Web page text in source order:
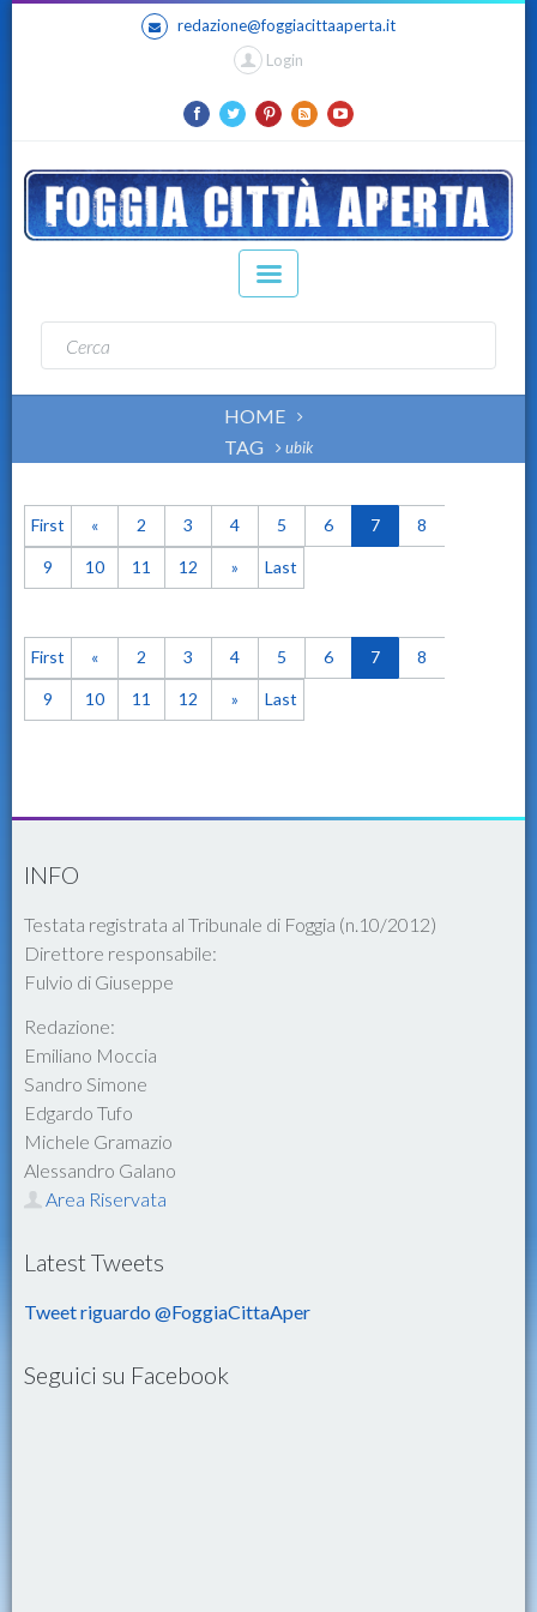
redazione@foggiacittaaperta.it
Login
HOME
TAG
ubik
First « 2 3 4 5 6 7 8
9 10 11 12 » Last
First « 2 3 4 5 6 7 8
9 10 11 12 » Last
INFO
Testata registrata al Tribunale di Foggia (n.10/2012)
Direttore responsabile:
Fulvio di Giuseppe
Redazione:
Emiliano Moccia
Sandro Simone
Edgardo Tufo
Michele Gramazio
Alessandro Galano
Area Riservata
Latest Tweets
Tweet riguardo @FoggiaCittaAper
Seguici su Facebook